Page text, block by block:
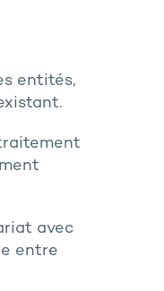
entités,
avec
entre